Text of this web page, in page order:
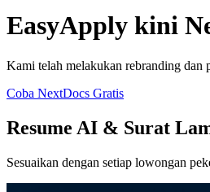
EasyApply kini
Kami telah melakukan rebranding
Coba NextDocs Gratis
Resume AI & Surat
Sesuaikan dengan setiap lowongan